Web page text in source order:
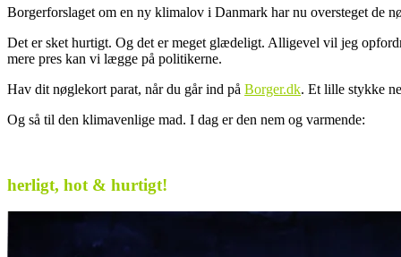
Borgerforslaget om en ny klimalov i Danmark har nu oversteget de
Det er sket hurtigt. Og det er meget glædeligt. Alligevel vil jeg
mere pres kan vi lægge på politikerne.
Hav dit nøglekort parat, når du går ind på Borger.dk. Et lille stykke
Og så til den klimavenlige mad. I dag er den nem og varmende:
herligt, hot & hurtigt!